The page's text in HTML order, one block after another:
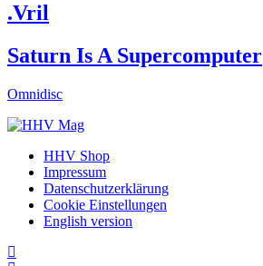
.Vril
Saturn Is A Supercomputer
Omnidisc
HHV Shop
Impressum
Datenschutzerklärung
Cookie Einstellungen
English version